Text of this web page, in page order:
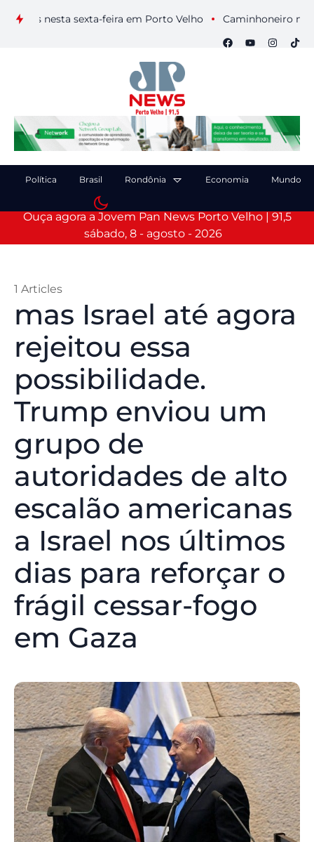
nesta sexta-feira em Porto Velho Caminhoneiro morre
Política Brasil Rondônia Economia Mundo
Ouça agora a Jovem Pan News Porto Velho | 91,5
sábado, 8 - agosto - 2026
mas Israel até agora
rejeitou essa
possibilidade.
Trump enviou um
grupo de
autoridades de alto
escalão americanas
a Israel nos últimos
dias para reforçar o
frágil cessar-fogo
em Gaza
1 Articles